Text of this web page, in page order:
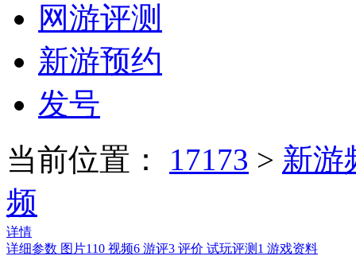
网游评测
新游预约
发号
当前位置： 17173 > 新游
频
详情
详细参数 图片110 视频6 游评3 评价 试玩评测 1 游戏资料